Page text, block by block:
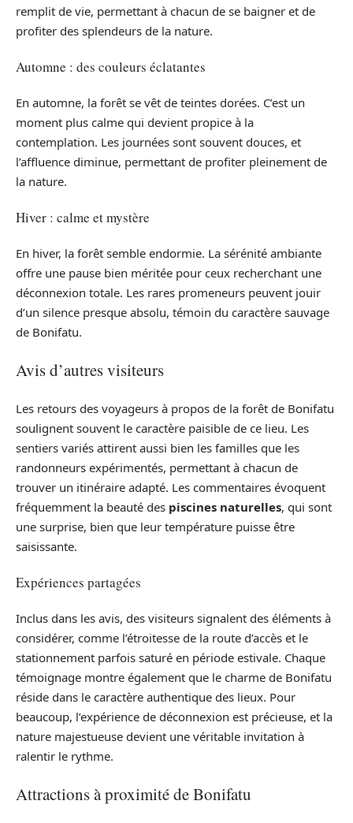
remplit de vie, permettant à chacun de se baigner et de
profiter des splendeurs de la nature.
Automne : des couleurs éclatantes
En automne, la forêt se vêt de teintes dorées. C’est un
moment plus calme qui devient propice à la
contemplation. Les journées sont souvent douces, et
l’affluence diminue, permettant de profiter pleinement de
la nature.
Hiver : calme et mystère
En hiver, la forêt semble endormie. La sérénité ambiante
offre une pause bien méritée pour ceux recherchant une
déconnexion totale. Les rares promeneurs peuvent jouir
d’un silence presque absolu, témoin du caractère sauvage
de Bonifatu.
Avis d’autres visiteurs
Les retours des voyageurs à propos de la forêt de Bonifatu
soulignent souvent le caractère paisible de ce lieu. Les
sentiers variés attirent aussi bien les familles que les
randonneurs expérimentés, permettant à chacun de
trouver un itinéraire adapté. Les commentaires évoquent
fréquemment la beauté des piscines naturelles, qui sont
une surprise, bien que leur température puisse être
saisissante.
Expériences partagées
Inclus dans les avis, des visiteurs signalent des éléments à
considérer, comme l’étroitesse de la route d’accès et le
stationnement parfois saturé en période estivale. Chaque
témoignage montre également que le charme de Bonifatu
réside dans le caractère authentique des lieux. Pour
beaucoup, l’expérience de déconnexion est précieuse, et la
nature majestueuse devient une véritable invitation à
ralentir le rythme.
Attractions à proximité de Bonifatu